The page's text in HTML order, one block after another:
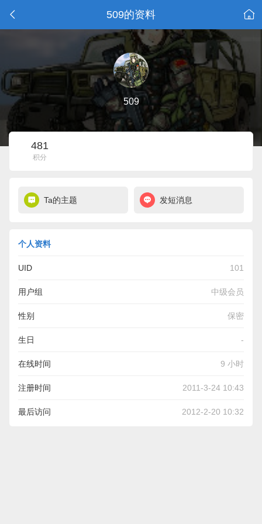
509的资料
509
481
积分
Ta的主题 发短消息
个人资料
UID 101
用户组 中级会员
性别 保密
生日 -
在线时间 9 小时
注册时间 2011-3-24 10:43
最后访问 2012-2-20 10:32